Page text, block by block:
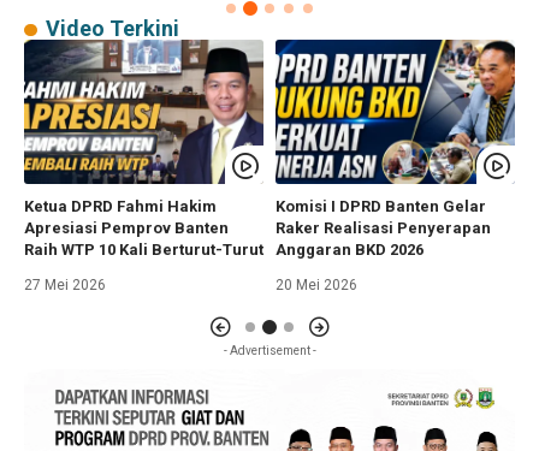
Video Terkini
Ketua DPRD Fahmi Hakim
Apresiasi Pemprov Banten
Raih WTP 10 Kali Berturut-Turut
27 Mei 2026
Komisi I DPRD Banten Gelar
Raker Realisasi Penyerapan
Anggaran BKD 2026
20 Mei 2026
- Advertisement -